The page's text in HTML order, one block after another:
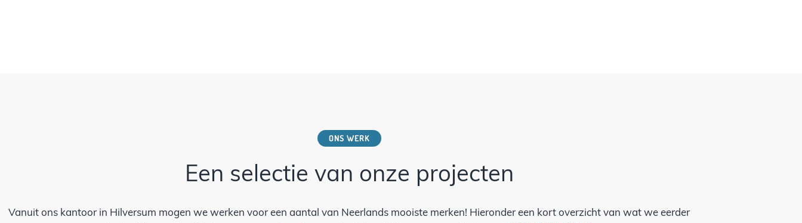
ONS WERK
Een selectie van onze projecten
Vanuit ons kantoor in Hilversum mogen we werken voor een aantal van Neerlands mooiste merken! Hieronder een kort overzicht van wat we eerder